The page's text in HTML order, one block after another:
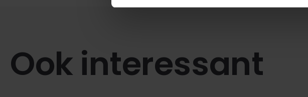
Ook interessant